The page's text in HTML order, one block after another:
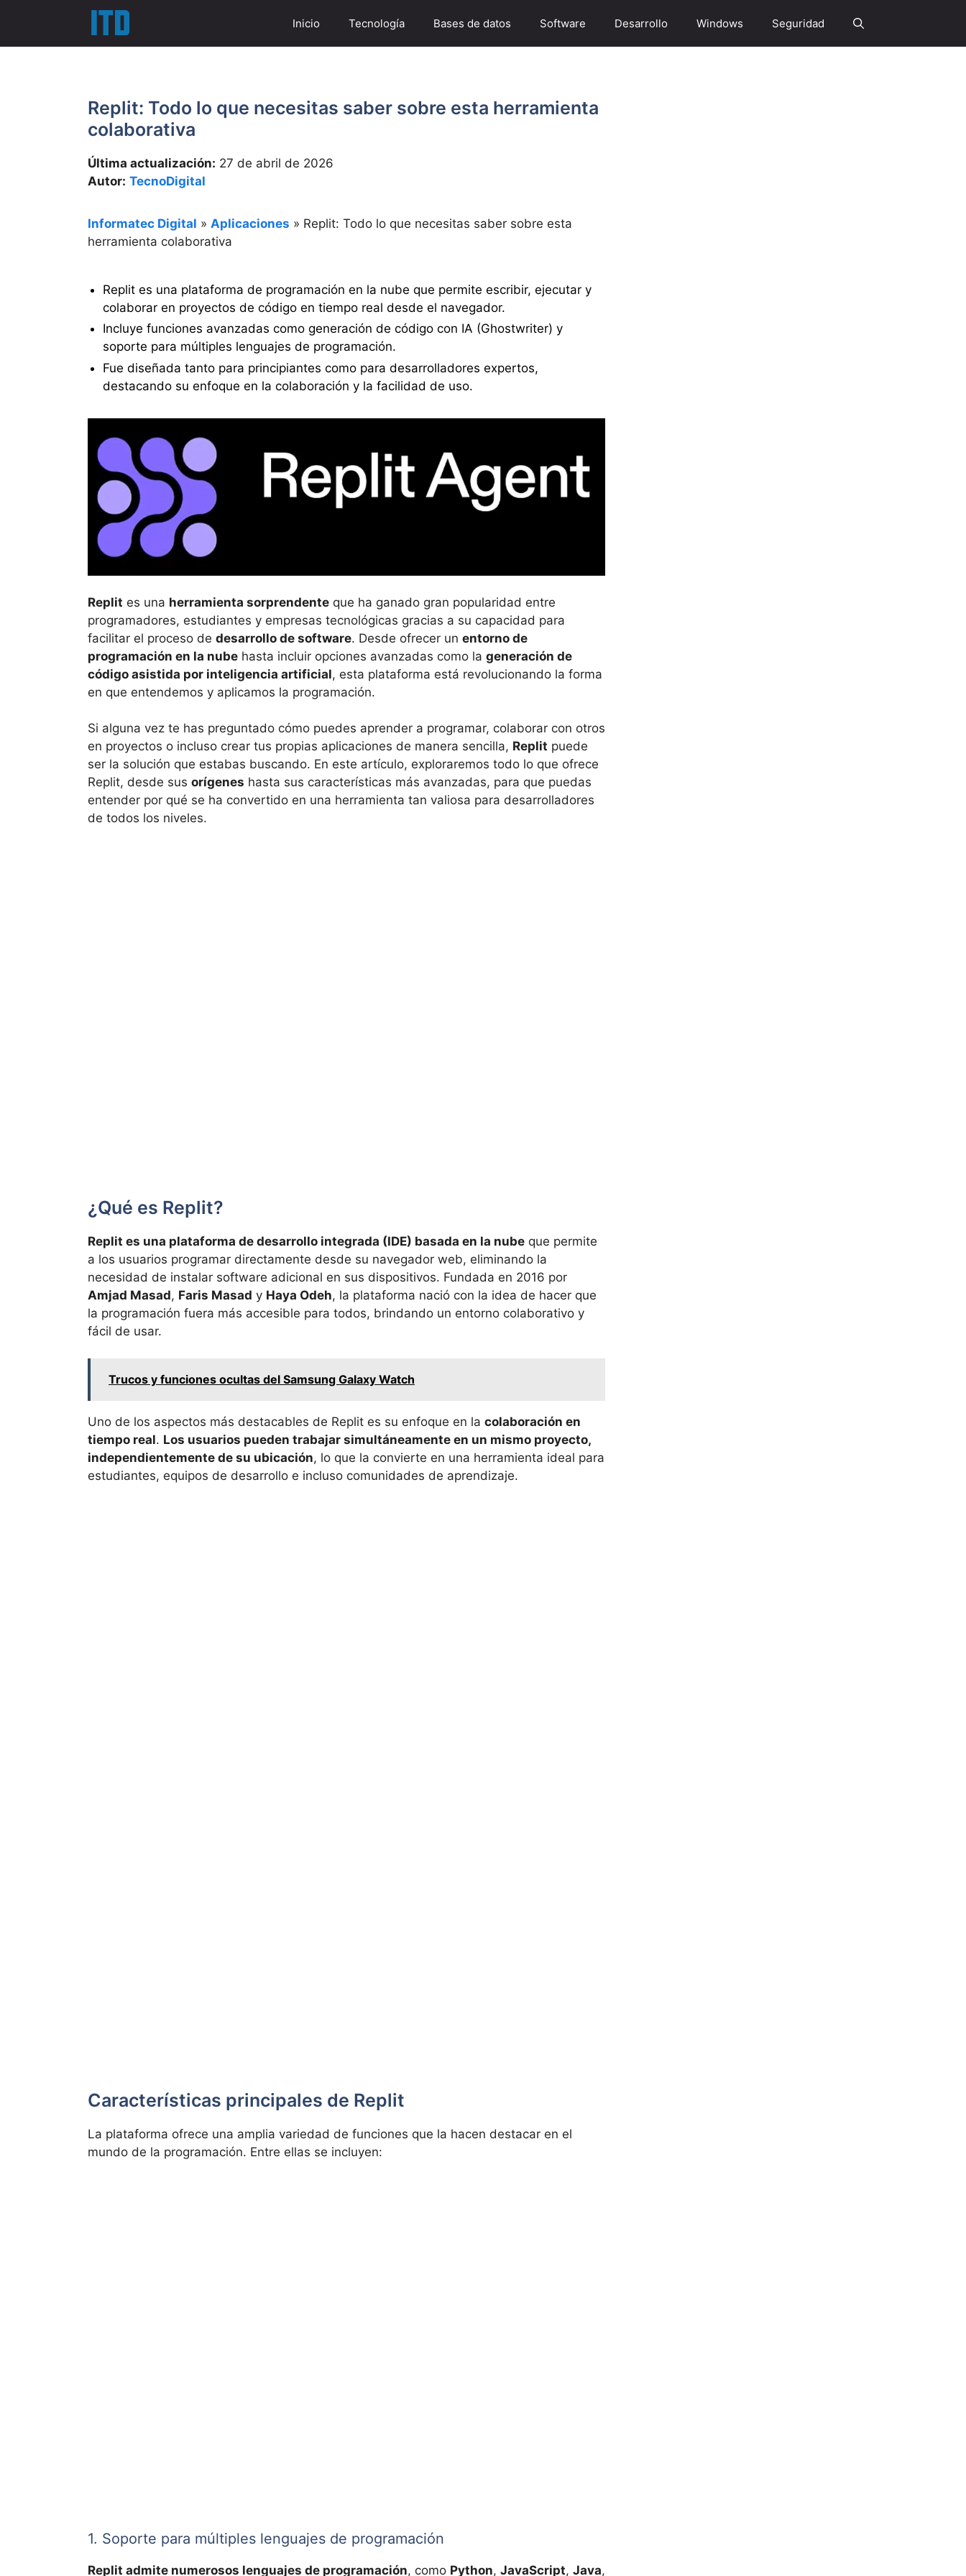
contenido
Inicio Tecnología Bases de datos Software Desarrollo Windows Seguridad
Replit: Todo lo que necesitas saber sobre esta herramienta
colaborativa
Última actualización: 27 de abril de 2026
Autor: TecnoDigital
Informatec Digital » Aplicaciones » Replit: Todo lo que necesitas saber sobre esta
herramienta colaborativa
Replit es una plataforma de programación en la nube que permite escribir, ejecutar y
colaborar en proyectos de código en tiempo real desde el navegador.
Incluye funciones avanzadas como generación de código con IA (Ghostwriter) y
soporte para múltiples lenguajes de programación.
Fue diseñada tanto para principiantes como para desarrolladores expertos,
destacando su enfoque en la colaboración y la facilidad de uso.
Replit es una herramienta sorprendente que ha ganado gran popularidad entre
programadores, estudiantes y empresas tecnológicas gracias a su capacidad para
facilitar el proceso de desarrollo de software. Desde ofrecer un entorno de
programación en la nube hasta incluir opciones avanzadas como la generación de
código asistida por inteligencia artificial, esta plataforma está revolucionando la forma
en que entendemos y aplicamos la programación.
Si alguna vez te has preguntado cómo puedes aprender a programar, colaborar con otros
en proyectos o incluso crear tus propias aplicaciones de manera sencilla, Replit puede
ser la solución que estabas buscando. En este artículo, exploraremos todo lo que ofrece
Replit, desde sus orígenes hasta sus características más avanzadas, para que puedas
entender por qué se ha convertido en una herramienta tan valiosa para desarrolladores
de todos los niveles.
¿Qué es Replit?
Replit es una plataforma de desarrollo integrada (IDE) basada en la nube que permite
a los usuarios programar directamente desde su navegador web, eliminando la
necesidad de instalar software adicional en sus dispositivos. Fundada en 2016 por
Amjad Masad, Faris Masad y Haya Odeh, la plataforma nació con la idea de hacer que
la programación fuera más accesible para todos, brindando un entorno colaborativo y
fácil de usar.
Trucos y funciones ocultas del Samsung Galaxy Watch
Uno de los aspectos más destacables de Replit es su enfoque en la colaboración en
tiempo real. Los usuarios pueden trabajar simultáneamente en un mismo proyecto,
independientemente de su ubicación, lo que la convierte en una herramienta ideal para
estudiantes, equipos de desarrollo e incluso comunidades de aprendizaje.
Características principales de Replit
La plataforma ofrece una amplia variedad de funciones que la hacen destacar en el
mundo de la programación. Entre ellas se incluyen:
1. Soporte para múltiples lenguajes de programación
Replit admite numerosos lenguajes de programación, como Python, JavaScript, Java,